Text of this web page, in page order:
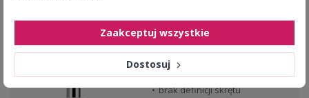
ERAYBA Curls Balm Definer Krem do loków,
aktywator skrętu włosa - 150ml
Dla kogo?
brak definicji skrętu
favorite_border
Dostosuj
Zaakceptuj wszystkie